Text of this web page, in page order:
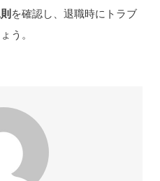
を確認し、退職時にトラブ
う。